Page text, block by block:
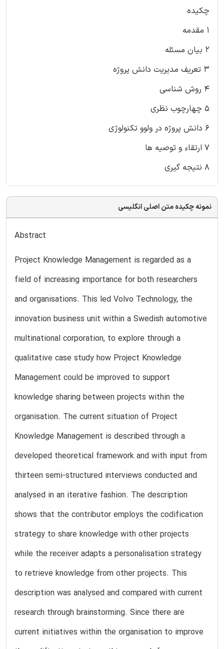
چکیده
۱ مقدمه
۲ بیان مسئله
۳ تعریف مدیریت دانش پروژه
۴ روش شناسی
۵ چهارچوب نظری
۶ دانش پروژه در ولوو تکنولوژی
۷ ارتقاء و توصیه ها
۸ نتیجه گیری
نمونه چکیده متن اصلی انگلیسی
Abstract
Project Knowledge Management is regarded as a
field of increasing importance for both researchers
and organisations. This led Volvo Technology, the
innovation business unit within a Swedish automotive
multinational corporation, to explore through a
qualitative case study how Project Knowledge
Management could be improved to support
knowledge sharing between projects within the
organisation. The current situation of Project
Knowledge Management is described through a
developed theoretical framework and with input from
thirteen semi-structured interviews conducted and
analysed in an iterative fashion. The description
shows that the contributor employs the codification
strategy to share knowledge with other projects
while the receiver adapts a personalisation strategy
to retrieve knowledge from other projects. This
description was analysed and compared with current
research through brainstorming. Since there are
current initiatives within the organisation to improve